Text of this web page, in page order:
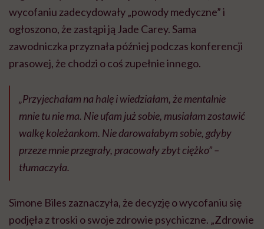
wycofaniu zadecydowały „powody medyczne” i
ogłoszono, że zastąpi ją Jade Carey. Sama
zawodniczka przyznała później podczas konferencji
prasowej, że chodzi o coś zupełnie innego.
„Przyjechałam na halę i wiedziałam, że mentalnie
mnie tu nie ma. Nie ufam już sobie, musiałam zostawić
walkę koleżankom. Nie darowałabym sobie, gdyby
przeze mnie przegrały, pracowały zbyt ciężko” –
tłumaczyła.
Simone Biles zaznaczyła, że decyzję o wycofaniu się
podjęła z troski o swoje zdrowie psychiczne. „Zdrowie